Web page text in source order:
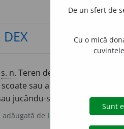
s. n. Teren deschis, loc viran
sau a ieși la vedere; a
jucându-se; a hoinări, a
adăugată de LauraGellner acțiuni
De un sfert de
Cu o mică